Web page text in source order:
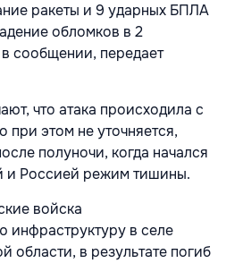
ракеты и 9 ударных БПЛА
обломков в 2
сообщении, передает
что атака происходила с
при этом не уточняется,
полуночи, когда начался
и Россией режим тишины.
войска
инфраструктуру в селе
области, в результате погиб